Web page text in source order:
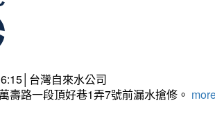
台灣自來水公司
壽路一段頂好巷1弄7號前漏水搶修。